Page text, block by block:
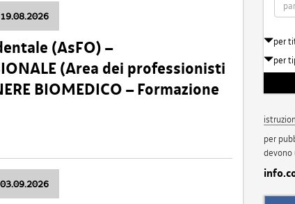
(AsFO) –
(Area dei professionisti
BIOMEDICO – Formazione
per
per
per
devono